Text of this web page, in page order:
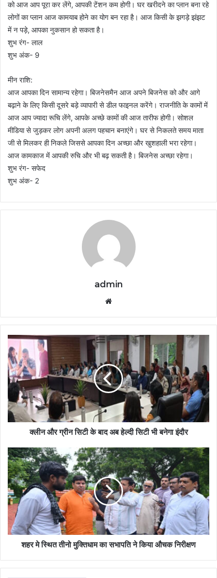
को आज आप पूरा कर लेंगे, आपकी टेंशन कम होगी। घर खरीदने का प्लान बना रहे
लोगों का प्लान आज कामयाब होने का योग बन रहा है। आज किसी के झगड़े झंझट
में न पड़े, आपका नुकसान हो सकता है।
शुभ रंग- लाल
शुभ अंक- 9
मीन राशि:
आज आपका दिन सामान्य रहेगा। बिजनेसमैन आज अपने बिजनेस को और आगे
बढ़ाने के लिए किसी दूसरे बड़े व्यापारी से डील फाइनल करेंगे। राजनीति के कामों में
आज आप ज्यादा रूचि लेंगे, आपके अच्छे कामों की आज तारीफ होगी। सोशल
मीडिया से जुड़कर लोग अपनी अलग पहचान बनाएंगे। घर से निकलते समय माता
जी से मिलकर ही निकले जिससे आपका दिन अच्छा और खुशहाली भरा रहेगा।
आज कामकाज में आपकी रुचि और भी बढ़ सकती है। बिजनेस अच्छा रहेगा।
शुभ रंग- सफेद
शुभ अंक- 2
admin
क्लीन और ग्रीन सिटी के बाद अब हेल्दी सिटी भी बनेगा इंदौर
शहर मे स्थित तीनो मुक्तिधाम का सभापति ने किया औचक निरीक्षण